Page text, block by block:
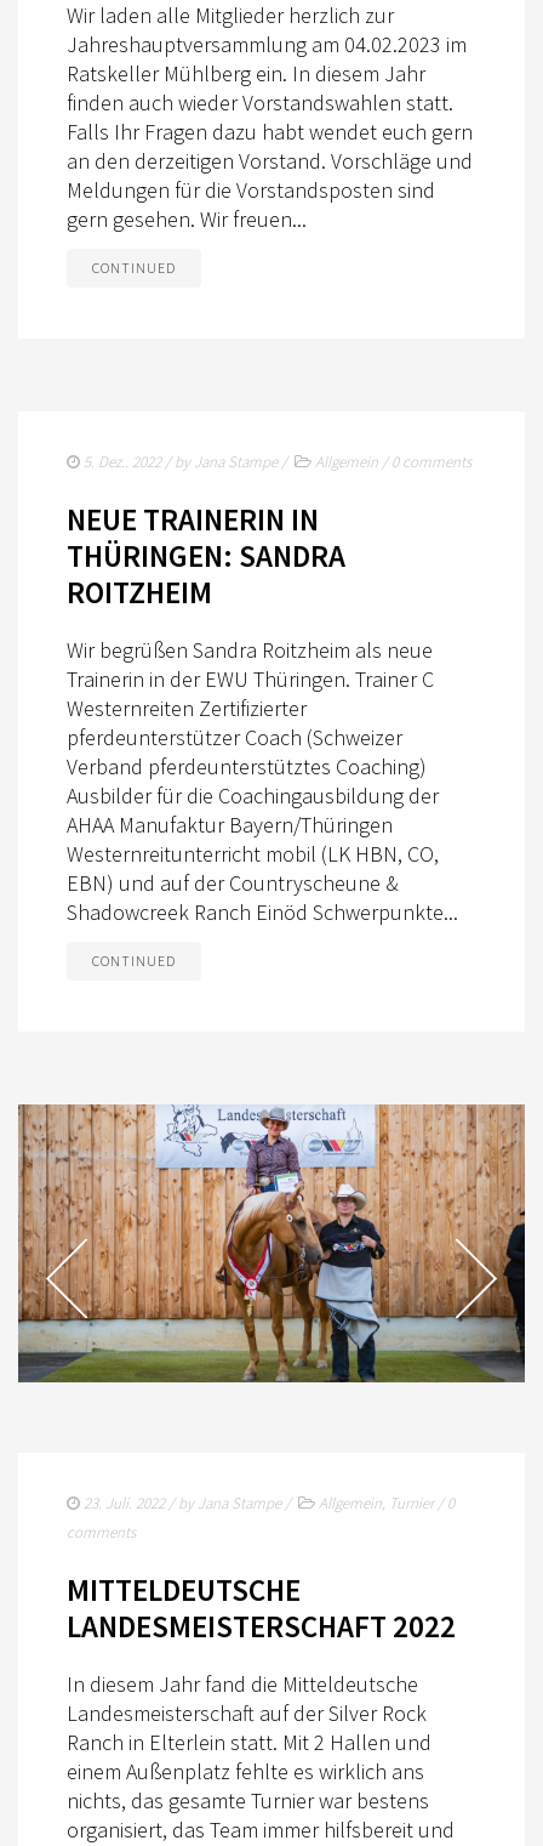
Wir laden alle Mitglieder herzlich zur
Jahreshauptversammlung am 04.02.2023 im
Ratskeller Mühlberg ein. In diesem Jahr
finden auch wieder Vorstandswahlen statt.
Falls Ihr Fragen dazu habt wendet euch gern
an den derzeitigen Vorstand. Vorschläge und
Meldungen für die Vorstandsposten sind
gern gesehen. Wir freuen...
CONTINUED
5. Dez.. 2022/ byJana Stampe/ Allgemein /0 comments
NEUE TRAINERIN IN
THÜRINGEN: SANDRA
ROITZHEIM
Wir begrüßen Sandra Roitzheim als neue
Trainerin in der EWU Thüringen. Trainer C
Westernreiten Zertifizierter
pferdeunterstützer Coach (Schweizer
Verband pferdeunterstütztes Coaching)
Ausbilder für die Coachingausbildung der
AHAA Manufaktur Bayern/Thüringen
Westernreitunterricht mobil (LK HBN, CO,
EBN) und auf der Countryscheune &
Shadowcreek Ranch Einöd Schwerpunkte...
CONTINUED
23. Juli. 2022/ byJana Stampe/ Allgemein, Turnier /0
comments
MITTELDEUTSCHE
LANDESMEISTERSCHAFT 2022
In diesem Jahr fand die Mitteldeutsche
Landesmeisterschaft auf der Silver Rock
Ranch in Elterlein statt. Mit 2 Hallen und
einem Außenplatz fehlte es wirklich ans
nichts, das gesamte Turnier war bestens
organisiert, das Team immer hilfsbereit und